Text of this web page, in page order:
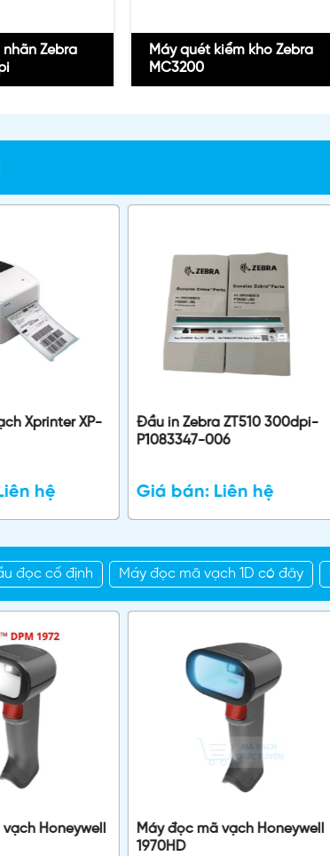
nhãn Zebra
Máy quét kiểm kho Zebra
MC3200
Xprinter XP-
hệ
Đầu in Zebra ZT510 300dpi-
P1083347-006
Giá bán: Liên hệ
đọc cố định Máy đọc mã vạch 1D có đây
Honeywell
Máy đọc mã vạch Honeywell
1970HD